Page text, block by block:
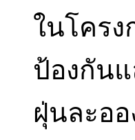
ในโคร
ป้องกัน
ฝุ่นละออ